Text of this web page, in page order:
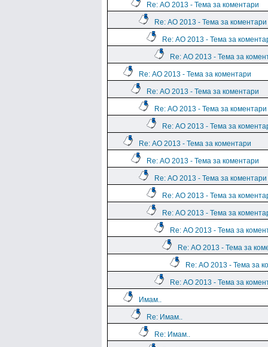
Re: АО 2013 - Тема за коментари
Re: АО 2013 - Тема за коментари
Re: АО 2013 - Тема за
Re: АО 2013 - Тема за
Re: АО 2013 - Тема за коментари
Re: АО 2013 - Тема за коментари
Re: АО 2013 - Тема за коментари
Re: АО 2013 - Тема за
Re: АО 2013 - Тема за коментари
Re: АО 2013 - Тема за коментари
Re: АО 2013 - Тема за коментари
Re: АО 2013 - Тема за
Re: АО 2013 - Тема за
Re: АО 2013 - Тема за
Re: АО 2013 - Тема за
Re: АО 2013 - Тема за
Re: АО 2013 - Тема за
Имам..
Re: Имам..
Re: Имам..